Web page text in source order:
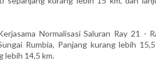
Normalisasi Saluran Ray 21 -
Rumbia, Panjang kurang lebih
lebih 14,5 km.